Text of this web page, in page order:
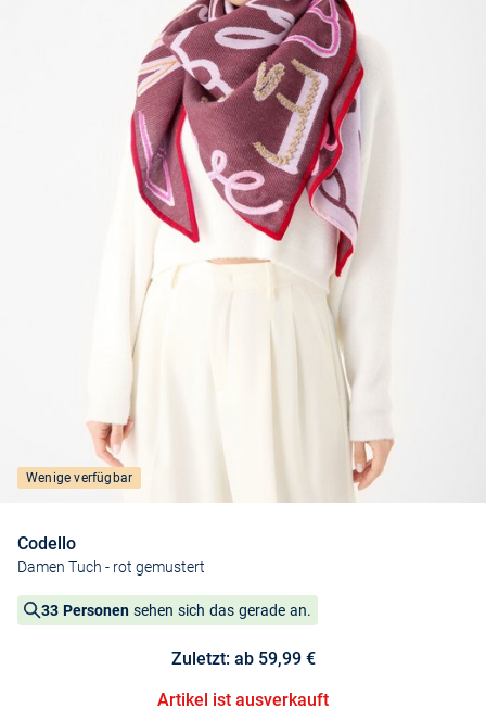
Wenige verfügbar
Codello
Damen Tuch - rot gemustert
33 Personen sehen sich das gerade an.
Zuletzt: ab 59,99 €
Artikel ist ausverkauft